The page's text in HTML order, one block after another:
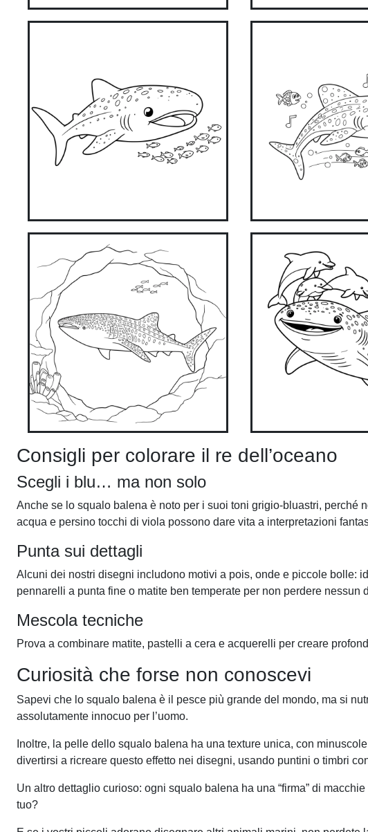
Consigli per colorare il re dell’oceano
Scegli i blu… ma non solo
Anche se lo squalo balena è noto per i suoi toni grigio-bluastri, perché
acqua e persino tocchi di viola possono dare vita a interpretazioni
Punta sui dettagli
Alcuni dei nostri disegni includono motivi a pois, onde e piccole bolle:
pennarelli a punta fine o matite ben temperate per non perdere nessun
Mescola tecniche
Prova a combinare matite, pastelli a cera e acquerelli per creare
Curiosità che forse non conoscevi
Sapevi che lo squalo balena è il pesce più grande del mondo, ma si
assolutamente innocuo per l’uomo.
Inoltre, la pelle dello squalo balena ha una texture unica, con
divertirsi a ricreare questo effetto nei disegni, usando puntini o timbri
Un altro dettaglio curioso: ogni squalo balena ha una “firma” di
tuo?